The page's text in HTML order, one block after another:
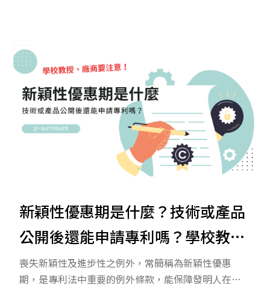
專利的定義、申請流程、保護要件，以及與發明、新
型專利的差異，幫助你快速掌握專利申請重點。
新穎性優惠期是什麼？技術或產品
公開後還能申請專利嗎？學校教
授、廠商要注意！
喪失新穎性及進步性之例外，常簡稱為新穎性優惠
期，是專利法中重要的例外條款，能保障發明人在技